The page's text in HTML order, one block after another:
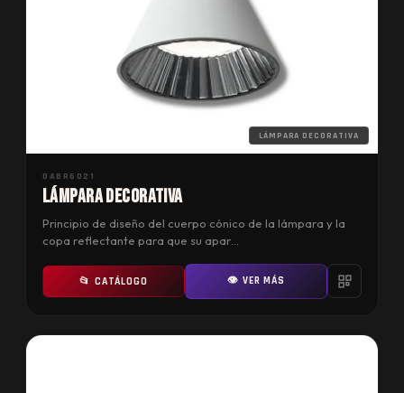
LÁMPARA DECORATIVA
GABR6021
LÁMPARA DECORATIVA
Principio de diseño del cuerpo cónico de la lámpara y la
copa reflectante para que su apar…
📂 CATÁLOGO 👁 VER MÁS